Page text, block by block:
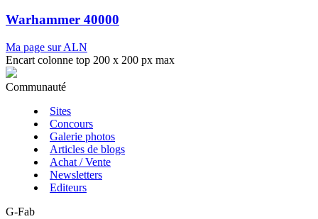
Warhammer 40000
Ma page sur ALN
Encart colonne top 200 x 200 px max
Communauté
Sites
Concours
Galerie photos
Articles de blogs
Achat / Vente
Newsletters
Editeurs
G-Fab